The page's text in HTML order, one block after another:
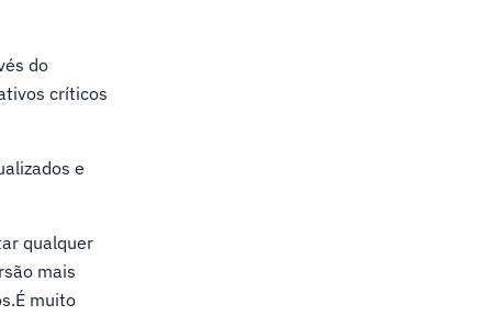
do
críticos
e
qualquer
mais
muito